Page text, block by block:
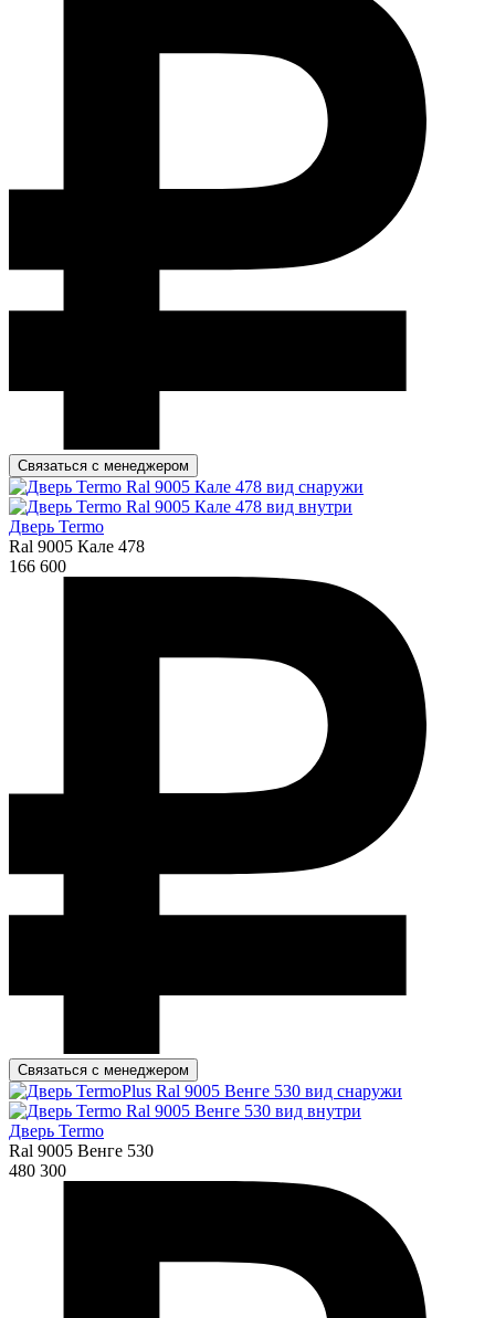
Связаться с менеджером
Дверь Termo
Ral 9005 Кале 478
166 600
Связаться с менеджером
Дверь Termo
Ral 9005 Венге 530
480 300